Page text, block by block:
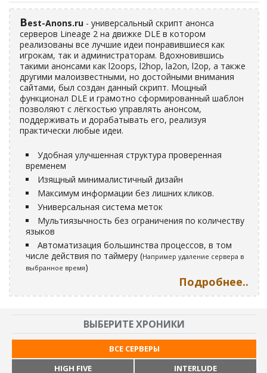
Best-Anons.ru - универсальный скрипт анонса
серверов Lineage 2 на движке DLE в котором
реализованы все лучшие идеи понравившиеся как
игрокам, так и администраторам. Вдохновившись
такими анонсами как l2oops, l2hop, la2on, l2op, а также
другими малоизвестными, но достойными внимания
сайтами, был создан данный скрипт. Мощный
функционал DLE и грамотно сформированный шаблон
позволяют с лёгкостью управлять анонсом,
поддерживать и дорабатывать его, реализуя
практически любые идеи.
Удобная улучшенная структура проверенная
временем
Изящный минималистичный дизайн
Максимум информации без лишних кликов.
Универсальная система меток
Мультиязычность без ограничения по количеству
языков
Автоматизация большинства процессов, в том
числе действия по таймеру (Например удаление сервера в
выбранное время)
Подробнее..
ВЫБЕРИТЕ ХРОНИКИ
ВСЕ СЕРВЕРЫ
HIGH FIVE
INTERLUDE